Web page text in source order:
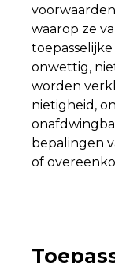
waarop ze
onwettig,
worden
nietigheid,
bepalingen
of